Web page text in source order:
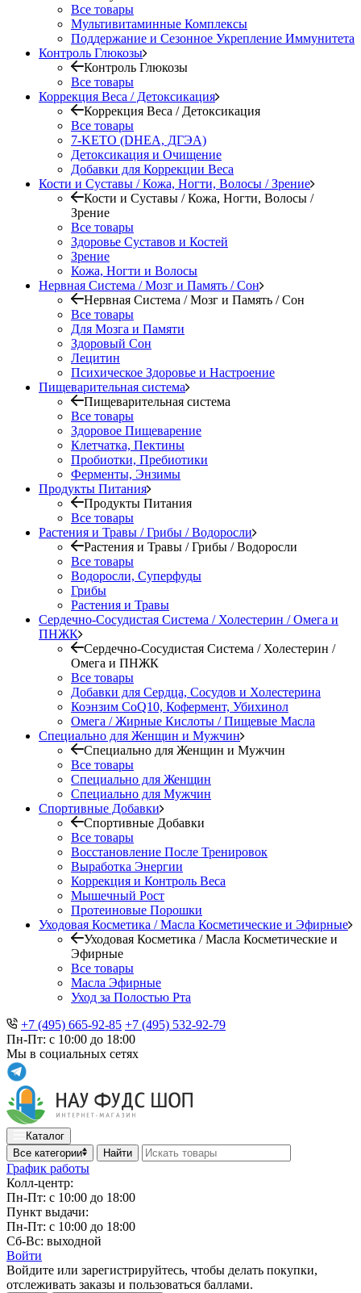
Все товары
Мультивитаминные Комплексы
Поддержание и Сезонное Укрепление Иммунитета
Контроль Глюкозы
Контроль Глюкозы
Все товары
Коррекция Веса / Детоксикация
Коррекция Веса / Детоксикация
Все товары
7-KETO (DHEA, ДГЭА)
Детоксикация и Очищение
Добавки для Коррекции Веса
Кости и Суставы / Кожа, Ногти, Волосы / Зрение
Кости и Суставы / Кожа, Ногти, Волосы /
Зрение
Все товары
Здоровье Суставов и Костей
Зрение
Кожа, Ногти и Волосы
Нервная Система / Мозг и Память / Сон
Нервная Система / Мозг и Память / Сон
Все товары
Для Мозга и Памяти
Здоровый Сон
Лецитин
Психическое Здоровье и Настроение
Пищеварительная система
Пищеварительная система
Все товары
Здоровое Пищеварение
Клетчатка, Пектины
Пробиотки, Пребиотики
Ферменты, Энзимы
Продукты Питания
Продукты Питания
Все товары
Растения и Травы / Грибы / Водоросли
Растения и Травы / Грибы / Водоросли
Все товары
Водоросли, Суперфуды
Грибы
Растения и Травы
Сердечно-Сосудистая Система / Холестерин / Омега и
ПНЖК
Сердечно-Сосудистая Система / Холестерин /
Омега и ПНЖК
Все товары
Добавки для Сердца, Сосудов и Холестерина
Коэнзим CoQ10, Кофермент, Убихинол
Омега / Жирные Кислоты / Пищевые Масла
Специально для Женщин и Мужчин
Специально для Женщин и Мужчин
Все товары
Специально для Женщин
Специально для Мужчин
Спортивные Добавки
Спортивные Добавки
Все товары
Восстановление После Тренировок
Выработка Энергии
Коррекция и Контроль Веса
Мышечный Рост
Протеиновые Порошки
Уходовая Косметика / Масла Косметические и Эфирные
Уходовая Косметика / Масла Косметические и
Эфирные
Все товары
Масла Эфирные
Уход за Полостью Рта
+7 (495) 665-92-85 +7 (495) 532-92-79
Пн-Пт: с 10:00 до 18:00
Мы в социальных сетях
Каталог
Все категории
Найти
График работы
Колл-центр:
Пн-Пт: с 10:00 до 18:00
Пункт выдачи:
Пн-Пт: с 10:00 до 18:00
Сб-Вс: выходной
Войти
Войдите или зарегистрируйтесь, чтобы делать покупки,
отслеживать заказы и пользоваться баллами.